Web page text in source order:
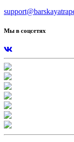
Мы в соцсетях